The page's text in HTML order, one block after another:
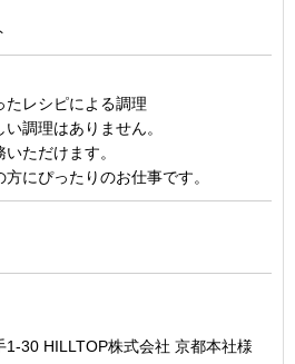
たレシピによる調理
調理はありません。
ただけます。
にぴったりのお仕事です。
1-30 HILLTOP株式会社 京都本社様